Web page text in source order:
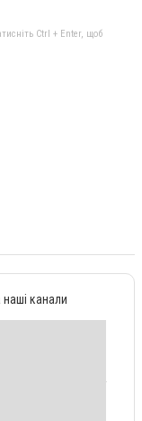
Ctrl + Enter, щоб
канали